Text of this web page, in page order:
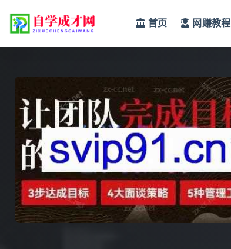
首页 网赚教程